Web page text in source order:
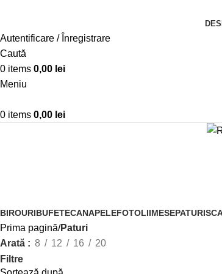
Autentificare / Înregistrare
Caută
0 items 0,00 lei
Meniu
0 items 0,00 lei
BIROURIBUFETECANAPELEFOTOLIIMESEPATURI
Prima pagină Paturi
Arată
8 12 16
20
Filtre